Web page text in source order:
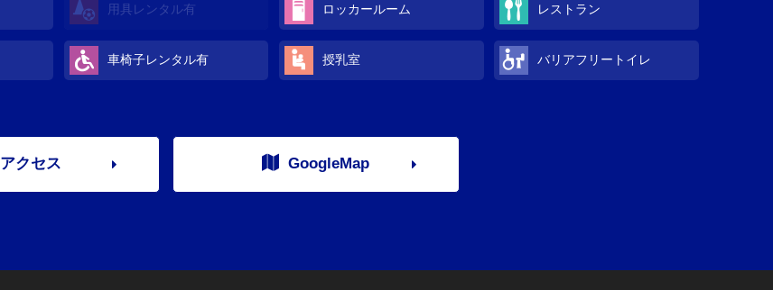
用具レンタル有 ロッカールーム レストラン
車椅子レンタル有 授乳室 バリアフリートイレ
アクセス GoogleMap